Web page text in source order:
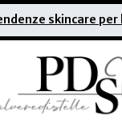
Estate 2025: quali